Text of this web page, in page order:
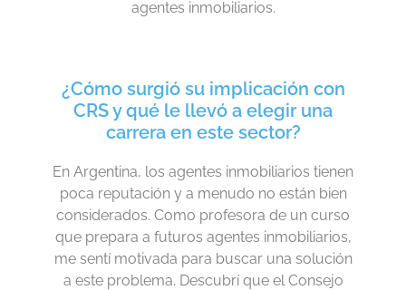
agentes inmobiliarios.
¿Cómo surgió su implicación con
CRS y qué le llevó a elegir una
carrera en este sector?
En Argentina, los agentes inmobiliarios tienen
poca reputación y a menudo no están bien
considerados. Como profesora de un curso
que prepara a futuros agentes inmobiliarios,
me sentí motivada para buscar una solución
a este problema. Descubrí que el Consejo